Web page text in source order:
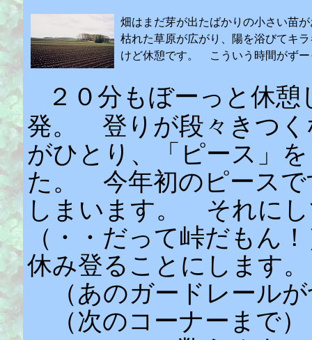
畑はまだ芽が出たばかりの小さい苗
枯れた草原が広がり、陽を浴びてキ
けど休憩です。 こういう時間がずー
２０分もぼーっと休
発。 登りが段々きつ
がひとり、「ピース」
た。 今年初のピース
しまいます。 それに
（・・だって峠だもん
休み登ることにします。
（あのガードレール
（次のコーナーまで）